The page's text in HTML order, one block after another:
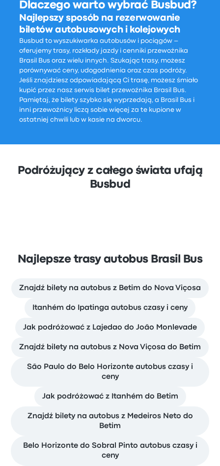
Dlaczego warto wybrać Busbud?
Najlepszy sposób na rezerwowanie
biletów autobusowych i kolejowych
Busbud to wyszukiwarka autobusów i pociągów –
oferujemy trasy, rozkłady jazdy i cenniki przewoźnika
Brasil Bus oraz wielu innych. Szukając trasy, możesz
porównywać ceny, udogodnienia oraz czas podróży.
Jeśli znajdziesz odpowiadającą Ci trasę, możesz śmiało
kupić przez nasz serwis bilet przewoźnika Brasil Bus.
Pamiętaj, że bilety szybko się wyprzedają, a Brasil Bus i
inni przewoźnicy liczą sobie więcej za te kupione w
ostatniej chwili lub w kasie na dworcu.
Podróżujący z całego świata ufają
Busbud
Najlepsze trasy autobus Brasil Bus
Znajdź bilety na autobus z Betim do Nova Viçosa
Itanhém do Ipatinga autobus czasy i ceny
Jak podróżować z Lajedao do João Monlevade
Znajdź bilety na autobus z Nova Viçosa do Betim
São Paulo do Belo Horizonte autobus czasy i
ceny
Jak podróżować z Itanhém do Betim
Znajdź bilety na autobus z Medeiros Neto do
Betim
Belo Horizonte do Sobral Pinto autobus czasy i
ceny